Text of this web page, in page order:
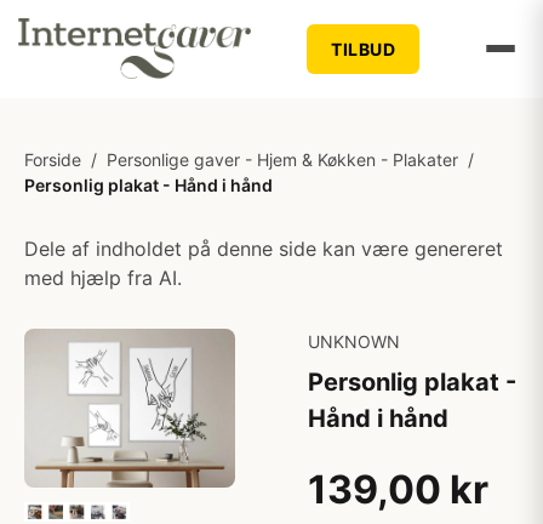
TILBUD
Forside / Personlige gaver - Hjem & Køkken - Plakater /
Personlig plakat - Hånd i hånd
Dele af indholdet på denne side kan være genereret
med hjælp fra AI.
UNKNOWN
Personlig plakat -
Hånd i hånd
139,00 kr